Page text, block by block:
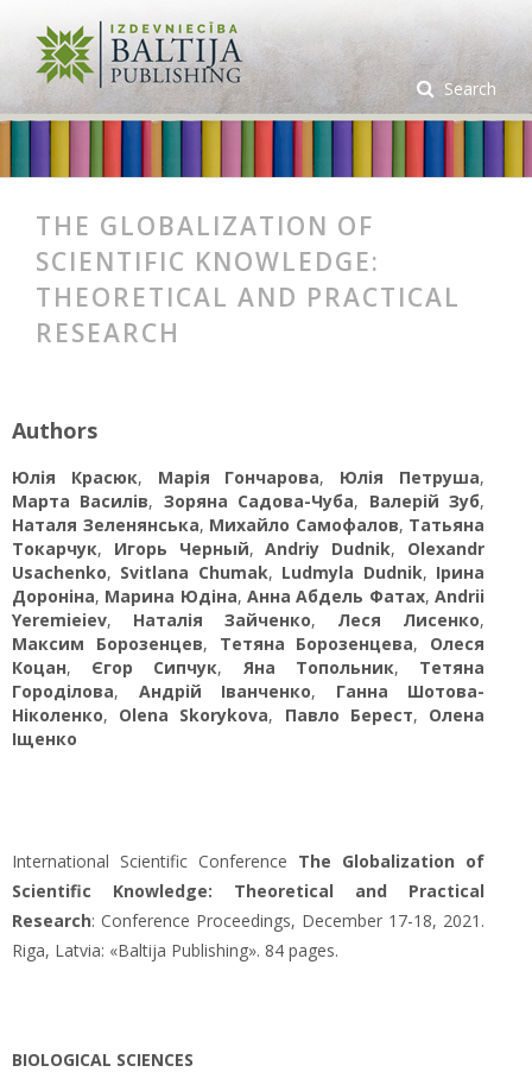
Search
THE GLOBALIZATION OF
SCIENTIFIC KNOWLEDGE:
THEORETICAL AND PRACTICAL
RESEARCH
Authors
Юлія Красюк, Марія Гончарова, Юлія Петруша,
Марта Василів, Зоряна Садова-Чуба, Валерій Зуб,
Наталя Зеленянська, Михайло Самофалов, Татьяна
Токарчук, Игорь Черный,Аndriy Dudnik, Olexandr
Usachenko, Svіtlana Chumak, Ludmyla Dudnik, Ірина
Дороніна, Марина Юдіна,Анна Абдель Фатах,Andrii
Yeremieiev, Наталія Зайченко, Леся Лисенко,
Максим Борозенцев, Тетяна Борозенцева, Олеся
Коцан, Єгор Сипчук, Яна Топольник, Тетяна
Городілова, Андрій Іванченко, Ганна Шотова-
Ніколенко, Olena Skorykova, Павло Берест, Олена
Іщенко
International Scientific Conference The Globalization of
Scientific Knowledge: Theoretical and Practical
Research: Conference Proceedings, December 17-18, 2021.
Riga, Latvia: «Baltija Publishing». 84 pages.
BIOLOGICAL SCIENCES